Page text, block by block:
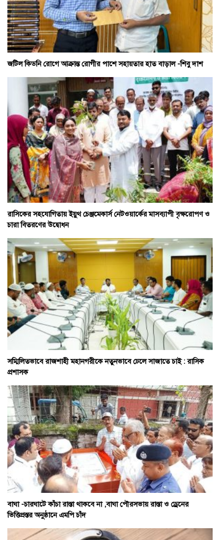
জটিল কিডনি রোগে আক্রান্ত রোগীর পাশে সহায়তার হাত বাড়াল -শিবু দাশ
রাসিকের সহযোগিতায় ইয়ুথ চেঞ্জমেকার্স নেটওয়ার্কের মাসব্যাপী বৃক্ষরোপণ ও
চারা বিতরণের উদ্বোধন
সম্মিলিতভাবে রাজশাহী মহানগরীকে নতুনভাবে ঢেলে সাজাতে চাই : রাসিক
প্রশাসক
বাঘা -চারঘাটে কাঁচা রাস্তা থাকবে না ,বাঘা পৌরসভায় রাস্তা ও ড্রেনের
ভিত্তিপ্রস্তর অনুষ্ঠানে এমপি চাঁদ